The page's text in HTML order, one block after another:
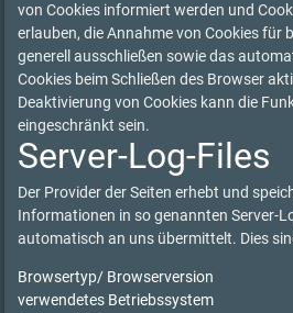
von Cookies informiert werden und
erlauben, die Annahme von Cookies für
generell ausschließen sowie das
Cookies beim Schließen des Browser
Deaktivierung von Cookies kann die
eingeschränkt sein.
Server-Log-Files
Der Provider der Seiten erhebt und
Informationen in so genannten Server-
automatisch an uns übermittelt. Dies
Browsertyp/ Browserversion
verwendetes Betriebssystem